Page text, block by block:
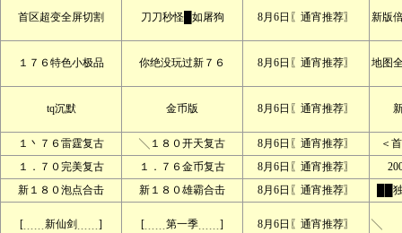
首区超变全屏切割 刀刀秒怪█如屠狗 8月6日〖通宵推荐〗 新版
１７６特色小极品 你绝没玩过新７６ 8月6日〖通宵推荐〗 地图
tq沉默 金币版 8月6日〖通宵推荐〗
１丶７６雷霆复古 ╲１８０开天复古 8月6日〖通宵推荐〗
＜
１．７０完美复古
１．７６金币复古 8月6日〖通宵推荐〗
新１８０泡点合击
新１８０雄霸合击 8月6日〖通宵推荐〗 ██
[﹍﹍新仙剑﹍﹍] [﹍﹍第一季﹍﹍] 8月6日〖通宵推荐〗 ╲